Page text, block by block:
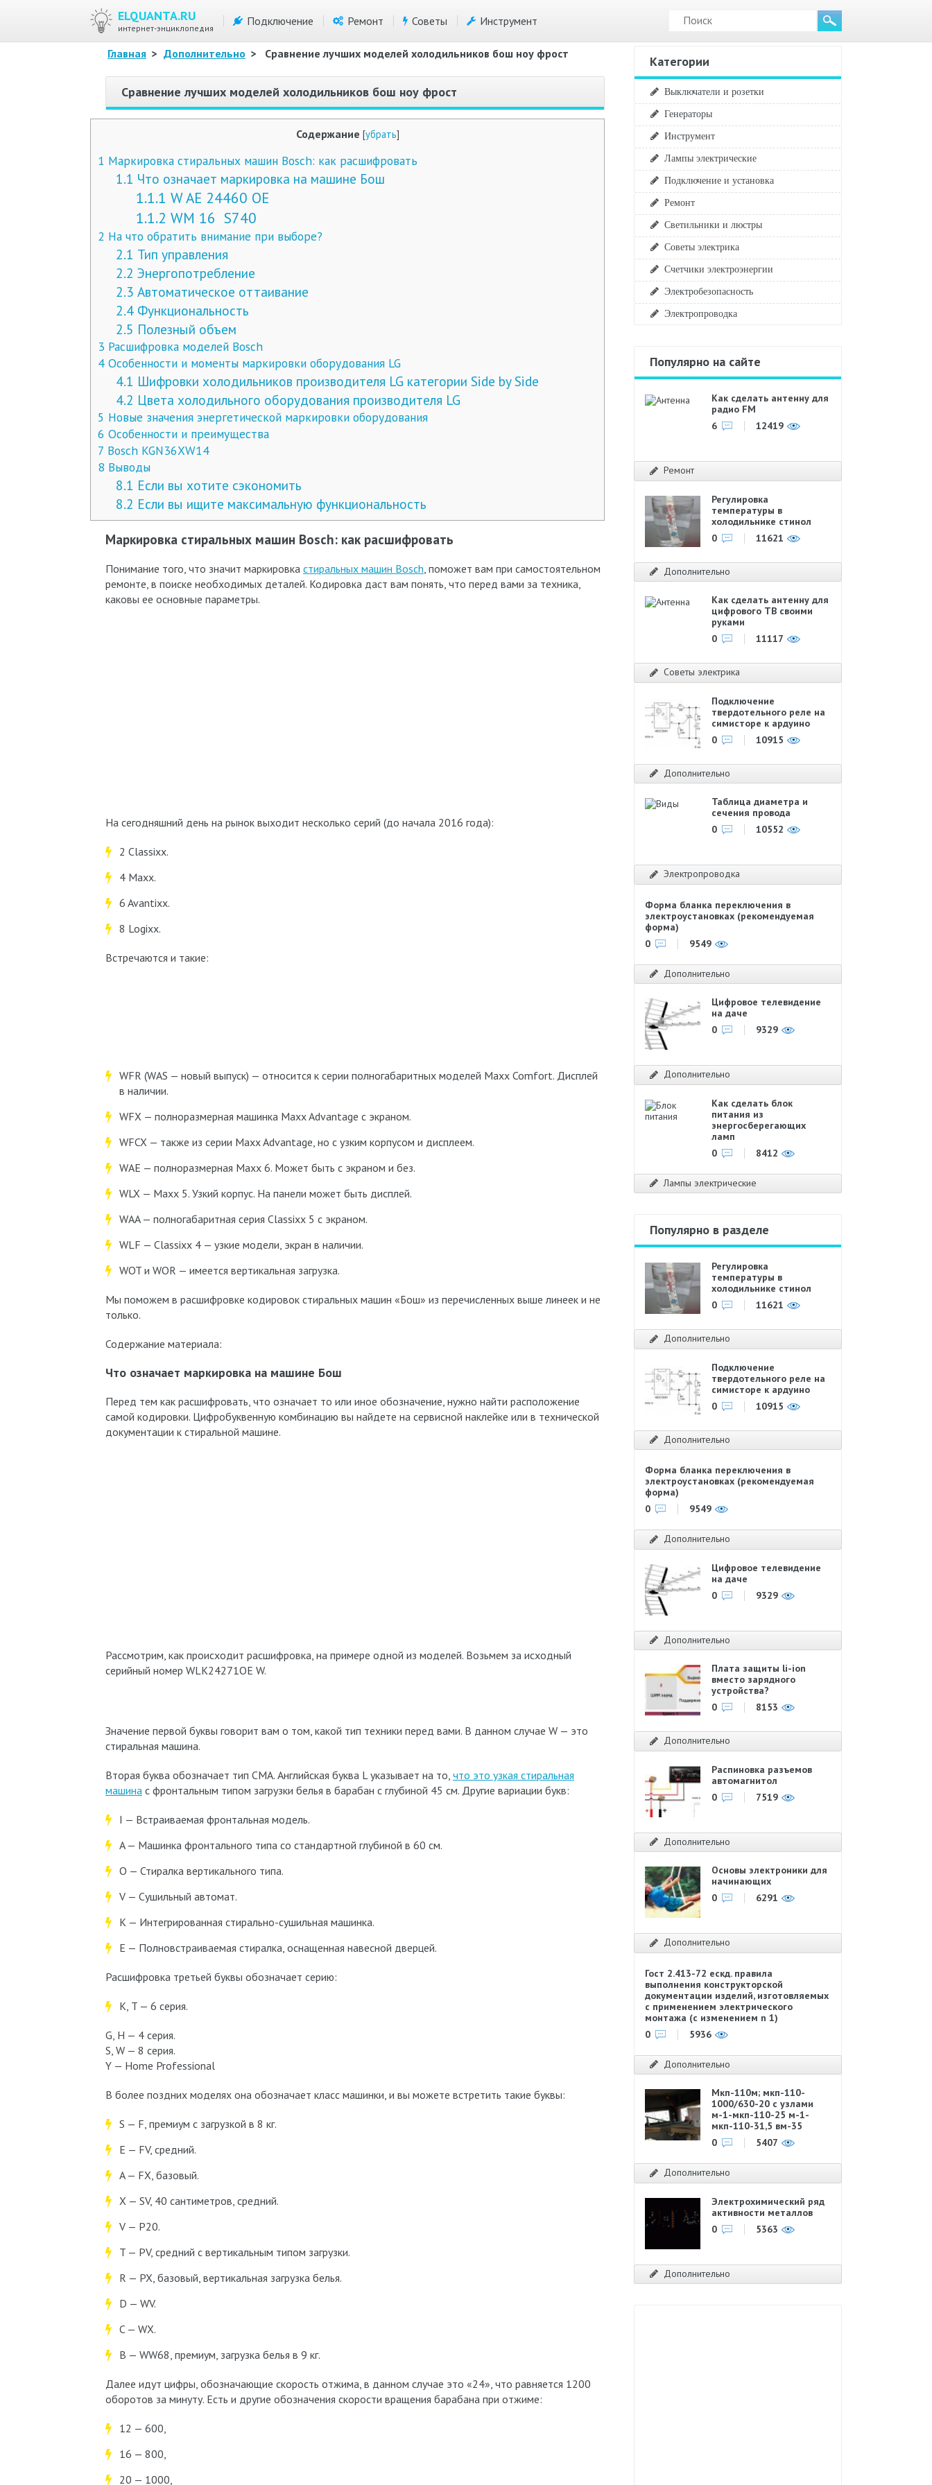
ELQUANTA.RU
интернет-энциклопедия
Подключение Ремонт Советы Инструмент
Главная > Дополнительно > Сравнение лучших моделей холодильников бош ноу фрост
Сравнение лучших моделей холодильников бош ноу фрост
Содержание [убрать]
1 Маркировка стиральных машин Bosch: как расшифровать
1.1 Что означает маркировка на машине Бош
1.1.1 W AE 24460 OE
1.1.2 WM 16 S740
2 На что обратить внимание при выборе?
2.1 Тип управления
2.2 Энергопотребление
2.3 Автоматическое оттаивание
2.4 Функциональность
2.5 Полезный объем
3 Расшифровка моделей Bosch
4 Особенности и моменты маркировки оборудования LG
4.1 Шифровки холодильников производителя LG категории Side by Side
4.2 Цвета холодильного оборудования производителя LG
5 Новые значения энергетической маркировки оборудования
6 Особенности и преимущества
7 Bosch KGN36XW14
8 Выводы
8.1 Если вы хотите сэкономить
8.2 Если вы ищите максимальную функциональность
Маркировка стиральных машин Bosch: как расшифровать
Понимание того, что значит маркировка стиральных машин Bosch, поможет вам при самостоятельном
ремонте, в поиске необходимых деталей. Кодировка даст вам понять, что перед вами за техника,
каковы ее основные параметры.
На сегодняшний день на рынок выходит несколько серий (до начала 2016 года):
2 Classixx.
4 Maxx.
6 Avantixx.
8 Logixx.
Встречаются и такие:
WFR (WAS — новый выпуск) — относится к серии полногабаритных моделей Maxx Comfort. Дисплей
в наличии.
WFX — полноразмерная машинка Maxx Advantage с экраном.
WFCX — также из серии Maxx Advantage, но с узким корпусом и дисплеем.
WAE — полноразмерная Maxx 6. Может быть с экраном и без.
WLX — Maxx 5. Узкий корпус. На панели может быть дисплей.
WAA — полногабаритная серия Classixx 5 с экраном.
WLF — Classixx 4 — узкие модели, экран в наличии.
WOT и WOR — имеется вертикальная загрузка.
Мы поможем в расшифровке кодировок стиральных машин «Бош» из перечисленных выше линеек и не
только.
Содержание материала:
Что означает маркировка на машине Бош
Перед тем как расшифровать, что означает то или иное обозначение, нужно найти расположение
самой кодировки. Цифробуквенную комбинацию вы найдете на сервисной наклейке или в технической
документации к стиральной машине.
Рассмотрим, как происходит расшифровка, на примере одной из моделей. Возьмем за исходный
серийный номер WLK24271OE W.
Значение первой буквы говорит вам о том, какой тип техники перед вами. В данном случае W — это
стиральная машина.
Вторая буква обозначает тип СМА. Английская буква L указывает на то, что это узкая стиральная
машина с фронтальным типом загрузки белья в барабан с глубиной 45 см. Другие вариации букв:
I — Встраиваемая фронтальная модель.
A — Машинка фронтального типа со стандартной глубиной в 60 см.
О — Стиралка вертикального типа.
V — Сушильный автомат.
K — Интегрированная стирально-сушильная машинка.
E — Полновстраиваемая стиралка, оснащенная навесной дверцей.
Расшифровка третьей буквы обозначает серию:
K, T — 6 серия.
G, H — 4 серия.
S, W — 8 серия.
Y — Home Professional
В более поздних моделях она обозначает класс машинки, и вы можете встретить такие буквы:
S — F, премиум с загрузкой в 8 кг.
E — FV, средний.
A — FX, базовый.
X — SV, 40 сантиметров, средний.
V — P20.
T — PV, средний с вертикальным типом загрузки.
R — PX, базовый, вертикальная загрузка белья.
D — WV.
C — WX.
B — WW68, премиум, загрузка белья в 9 кг.
Далее идут цифры, обозначающие скорость отжима, в данном случае это «24», что равняется 1200
оборотов за минуту. Есть и другие обозначения скорости вращения барабана при отжиме:
12 — 600,
16 — 800,
20 — 1000,
Категории
Выключатели и розетки
Генераторы
Инструмент
Лампы электрические
Подключение и установка
Ремонт
Светильники и люстры
Советы электрика
Счетчики электроэнергии
Электробезопасность
Электропроводка
Популярно на сайте
Как сделать антенну для
радио FM
6
12419
Ремонт
Регулировка
температуры в
холодильнике стинол
0
11621
Дополнительно
Как сделать антенну для
цифрового ТВ своими
руками
0
11117
Советы электрика
Подключение
твердотельного реле на
симисторе к ардуино
0
10915
Дополнительно
Таблица диаметра и
сечения провода
0
10552
Электропроводка
Форма бланка переключения в
электроустановках (рекомендуемая
форма)
0
9549
Дополнительно
Цифровое телевидение
на даче
0
9329
Дополнительно
Как сделать блок
питания из
энергосберегающих
ламп
0
8412
Лампы электрические
Популярно в разделе
Регулировка
температуры в
холодильнике стинол
0
11621
Дополнительно
Подключение
твердотельного реле на
симисторе к ардуино
0
10915
Дополнительно
Форма бланка переключения в
электроустановках (рекомендуемая
форма)
0
9549
Дополнительно
Цифровое телевидение
на даче
0
9329
Дополнительно
Плата защиты li-ion
вместо зарядного
устройства?
0
8153
Дополнительно
Распиновка разъемов
автомагнитол
0
7519
Дополнительно
Основы электроники для
начинающих
0
6291
Дополнительно
Гост 2.413-72 ескд. правила
выполнения конструкторской
документации изделий, изготовляемых
с применением электрического
монтажа (с изменением n 1)
0
5936
Дополнительно
Мкп-110м; мкп-110-
1000/630-20 с узлами
м-1-мкп-110-25 м-1-
мкп-110-31,5 вм-35
0
5407
Дополнительно
Электрохимический ряд
активности металлов
0
5363
Дополнительно